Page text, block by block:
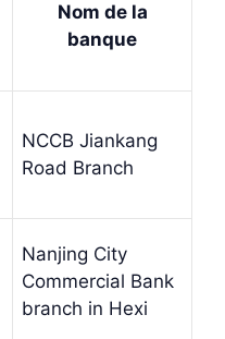
Nom de la
banque
NCCB Jiankang
Road Branch
Nanjing City
Commercial Bank
branch in Hexi